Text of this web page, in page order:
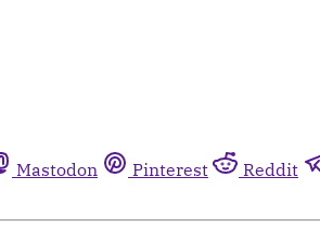
Mastodon Pinterest Reddit